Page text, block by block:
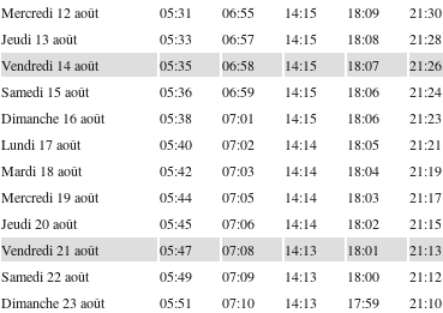
Mercredi 12 août 05:31 06:55 14:15 18:09 21:30
Jeudi 13 août 05:33 06:57 14:15 18:08 21:28
Vendredi 14 août 05:35 06:58 14:15 18:07 21:26
Samedi 15 août 05:36 06:59 14:15 18:06 21:24
Dimanche 16 août 05:38 07:01 14:15 18:06 21:23
Lundi 17 août 05:40 07:02 14:14 18:05 21:21
Mardi 18 août 05:42 07:03 14:14 18:04 21:19
Mercredi 19 août 05:44 07:05 14:14 18:03 21:17
Jeudi 20 août 05:45 07:06 14:14 18:02 21:15
Vendredi 21 août 05:47 07:08 14:13 18:01 21:13
Samedi 22 août 05:49 07:09 14:13 18:00 21:12
Dimanche 23 août 05:51 07:10 14:13 17:59 21:10